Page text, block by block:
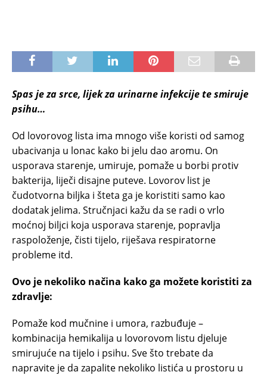
Spas je za srce, lijek za urinarne infekcije te smiruje
psihu…
Od lovorovog lista ima mnogo više koristi od samog
ubacivanja u lonac kako bi jelu dao aromu. On
usporava starenje, umiruje, pomaže u borbi protiv
bakterija, liječi disajne puteve. Lovorov list je
čudotvorna biljka i šteta ga je koristiti samo kao
dodatak jelima. Stručnjaci kažu da se radi o vrlo
moćnoj biljci koja usporava starenje, popravlja
raspoloženje, čisti tijelo, riješava respiratorne
probleme itd.
Ovo je nekoliko načina kako ga možete koristiti za
zdravlje:
Pomaže kod mučnine i umora, razbuđuje –
kombinacija hemikalija u lovorovom listu djeluje
smirujuće na tijelo i psihu. Sve što trebate da
napravite je da zapalite nekoliko listića u prostoru u